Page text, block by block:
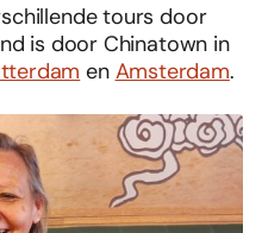
tours door
is door Chinatown in
en Amsterdam.